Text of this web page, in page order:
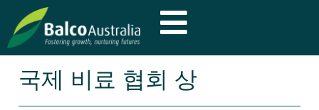
국제 비료 협회 상